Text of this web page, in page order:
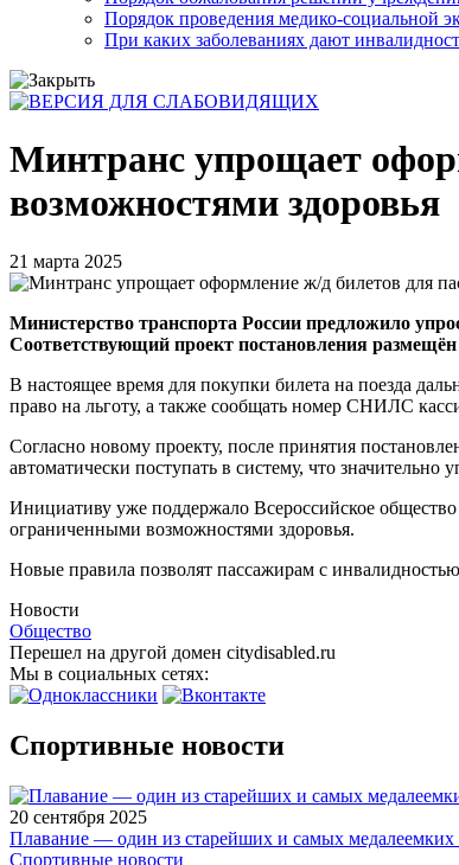
Порядок проведения медико-социальной
При каких заболеваниях дают
Минтранс упрощает
возможностями здоровья
21 марта 2025
Министерство транспорта России предложило
Соответствующий проект постановления
В настоящее время для покупки билета на поезда
право на льготу, а также сообщать номер СНИЛС
Согласно новому проекту, после принятия
автоматически поступать в систему, что значительно
Инициативу уже поддержало Всероссийское
ограниченными возможностями здоровья.
Новые правила позволят пассажирам с
Новости
Общество
Перешел на другой домен citydisabled.ru
Мы в социальных сетях:
Спортивные новости
20 сентября 2025
Плавание — один из старейших и самых
Спортивные новости